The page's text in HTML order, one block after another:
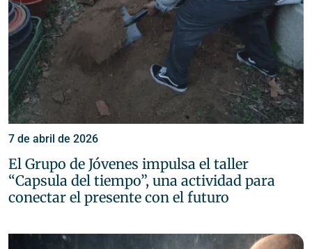
7 de abril de 2026
El Grupo de Jóvenes impulsa el taller
“Capsula del tiempo”, una actividad para
conectar el presente con el futuro